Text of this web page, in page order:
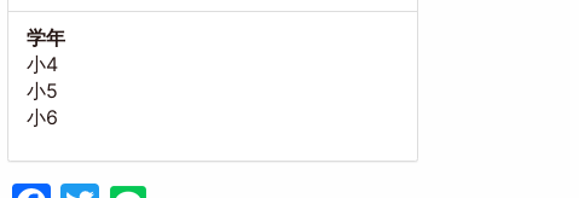
学年
小4
小5
小6